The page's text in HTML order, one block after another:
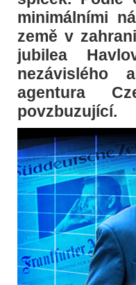
minimálními
země v
jubilea
nezávislého
agentura
povzbuzující.